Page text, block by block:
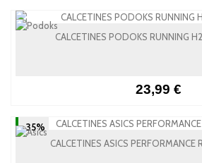
CALCETINES PODOKS RUNNING
23,99 €
-35%
CALCETINES ASICS PERFORMANCE